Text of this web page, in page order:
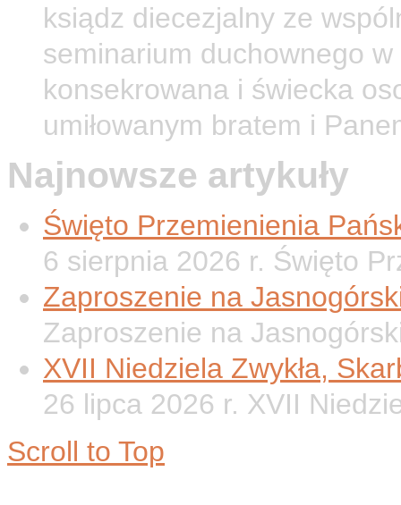
ksiądz diecezjalny ze
seminarium duchownego
konsekrowana i świecka
umiłowanym bratem i
Najnowsze artykuły
Święto Przemienienia
6 sierpnia 2026 r. Święto
Zaproszenie na
Zaproszenie na
XVII Niedziela Zwykła,
26 lipca 2026 r. XVII
Scroll to Top